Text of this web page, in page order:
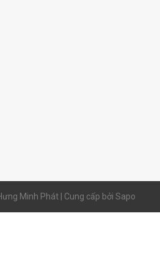
Minh Phát | Cung cấp bởi Sapo